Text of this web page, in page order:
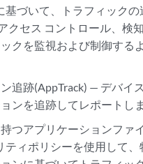
基づいて、トラフィックの
クセス コントロール、検
クを監視および制御する
追跡(AppTrack) — デバイ
ンを追跡してレポートしま
つアプリケーションファ
ティポリシーを使用して、